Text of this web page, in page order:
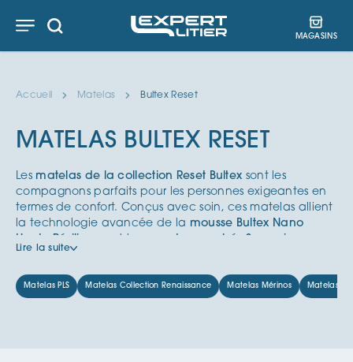
Aller
au
Aller
au
Aller
au
MAGASINS
Accueil Matelas Bultex Reset
MATELAS BULTEX RESET
Les matelas de la collection Reset Bultex sont les
compagnons parfaits pour les personnes exigeantes en
termes de confort. Conçus avec soin, ces matelas allient
la technologie avancée de la mousse Bultex Nano
Springs
enveloppant, équilibré ou ferme, vous trouverez le
Lire la suite
Matelas PLS Matelas Collection Renaissance Matelas Mérinos Matelas